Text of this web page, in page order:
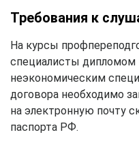
Требования к
На курсы
специалисты дипломом
неэкономическим
договора необходимо
на электронную почту
паспорта РФ.